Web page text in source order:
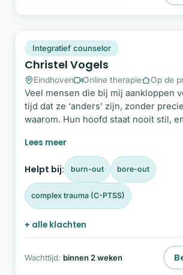
CV
Plek beschikbaar
Integratief counselor
Christel Vogels
Eindhoven Online therapie Op de
Veel mensen die bij mij aankloppen
tijd dat ze ‘anders’ zijn, zonder
waarom. Hun hoofd staat nooit stil,
maar kost ondertussen enorm veel
begeleiding staat niet het aanpassen
centraal, maar het begrijpen van hoe
Helpt bij: burn-out bore-out
complex trauma (C-PTSS)
+ alle klachten
Wachttijd: binnen 2 weken